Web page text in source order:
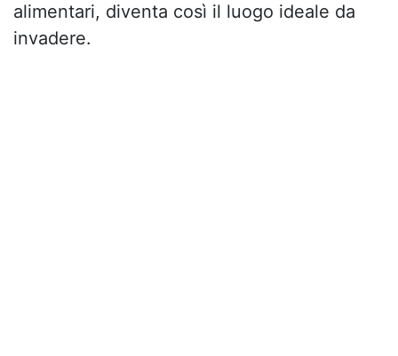
alimentari, diventa così il luogo ideale da
invadere.